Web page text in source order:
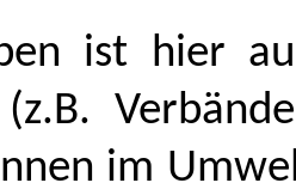
ist hier
im